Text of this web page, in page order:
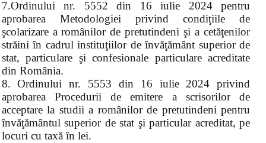
7.Ordinului nr. 5552 din 16 iulie 2024 pentru
aprobarea Metodologiei privind condiţiile de
şcolarizare a românilor de pretutindeni şi a cetăţenilor
străini în cadrul instituţiilor de învăţământ superior de
stat, particulare şi confesionale particulare acreditate
din România.
8. Ordinului nr. 5553 din 16 iulie 2024 privind
aprobarea Procedurii de emitere a scrisorilor de
acceptare la studii a românilor de pretutindeni pentru
învăţământul superior de stat şi particular acreditat, pe
locuri cu taxă în lei.